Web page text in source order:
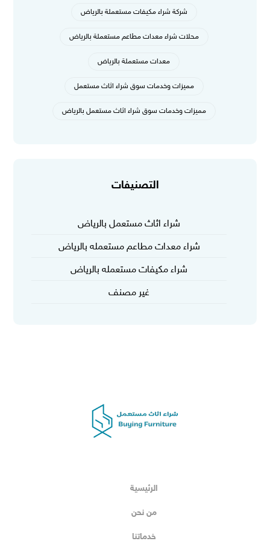
شركة شراء مكيفات مستعملة بالرياض
محلات شراء معدات مطاعم مستعملة بالرياض
معدات مستعملة بالرياض
مميزات وخدمات سوق شراء اثاث مستعمل
مميزات وخدمات سوق شراء اثاث مستعمل بالرياض
التصنيفات
شراء اثاث مستعمل بالرياض
شراء معدات مطاعم مستعمله بالرياض
شراء مكيفات مستعمله بالرياض
غير مصنف
الرئيسية
من نحن
خدماتنا